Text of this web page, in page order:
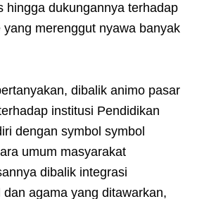
hingga dukungannya terhadap
merenggut nyawa banyak
dibalik animo pasar
institusi Pendidikan
dengan symbol symbol
umum masyarakat
dibalik integrasi
agama yang ditawarkan,